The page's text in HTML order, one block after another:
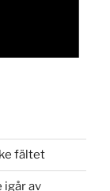
fältet
igår av